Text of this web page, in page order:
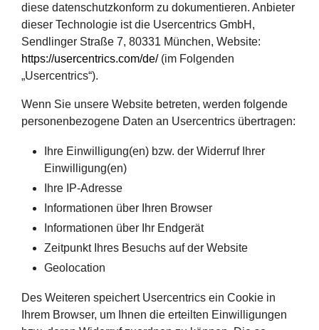
diese datenschutzkonform zu dokumentieren. Anbieter
dieser Technologie ist die Usercentrics GmbH,
Sendlinger Straße 7, 80331 München, Website:
https://usercentrics.com/de/(im Folgenden
„Usercentrics“).
Wenn Sie unsere Website betreten, werden folgende
personenbezogene Daten an Usercentrics übertragen:
Ihre Einwilligung(en) bzw. der Widerruf Ihrer
Einwilligung(en)
Ihre IP-Adresse
Informationen über Ihren Browser
Informationen über Ihr Endgerät
Zeitpunkt Ihres Besuchs auf der Website
Geolocation
Des Weiteren speichert Usercentrics ein Cookie in
Ihrem Browser, um Ihnen die erteilten Einwilligungen